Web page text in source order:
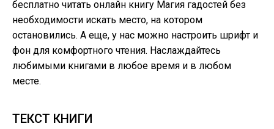
бесплатно читать онлайн книгу Магия гадостей без
необходимости искать место, на котором
остановились. А еще, у нас можно настроить шрифт и
фон для комфортного чтения. Наслаждайтесь
любимыми книгами в любое время и в любом
месте.
ТЕКСТ КНИГИ